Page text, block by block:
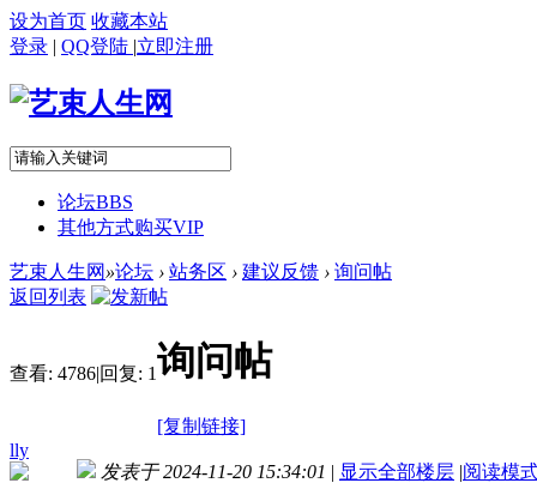
设为首页 收藏本站
登录 | QQ登陆 |立即注册
论坛BBS
其他方式购买VIP
艺束人生网 »论坛 › 站务区 › 建议反馈 › 询问帖
返回列表
查看: 4786|回复: 1询问帖
[复制链接]
lly
发表于 2024-11-20 15:34:01 | 显示全部楼层 |阅读模